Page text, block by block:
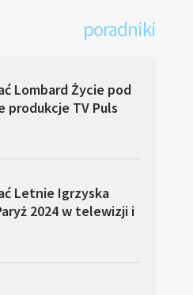
poradniki
Lombard Życie pod
produkcje TV Puls
Letnie Igrzyska
2024 w telewizji i